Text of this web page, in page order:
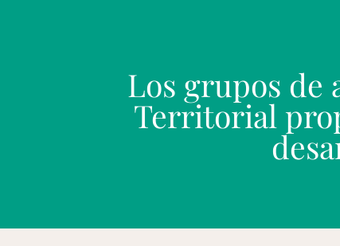
Los grupos de
Territorial